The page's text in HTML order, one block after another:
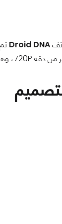
Droid DNA تم اطلاقه
من دقة 720P،